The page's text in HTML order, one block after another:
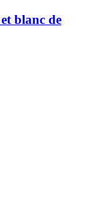
blanc de